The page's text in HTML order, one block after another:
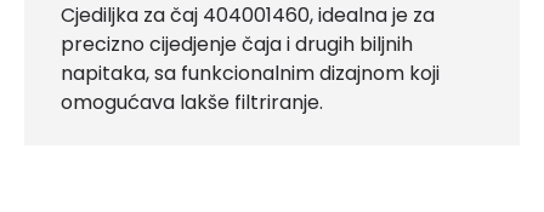
Cjediljka za čaj 404001460, idealna je za
precizno cijedjenje čaja i drugih biljnih
napitaka, sa funkcionalnim dizajnom koji
omogućava lakše filtriranje.